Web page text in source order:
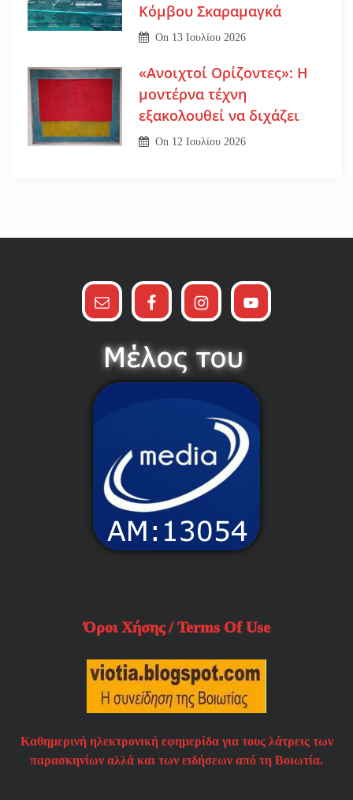
Κόμβου Σκαραμαγκά
On 13 Ιουλίου 2026
«Ανοιχτοί Ορίζοντες»: Η
μοντέρνα τέχνη
εξακολουθεί να διχάζει
On 12 Ιουλίου 2026
Όροι Χήσης / Terms Of Use
Καθημερινή ηλεκτρονική εφημερίδα για τους λάτρεις των
παρασκηνίων αλλά και των ειδήσεων από τη Βοιωτία.